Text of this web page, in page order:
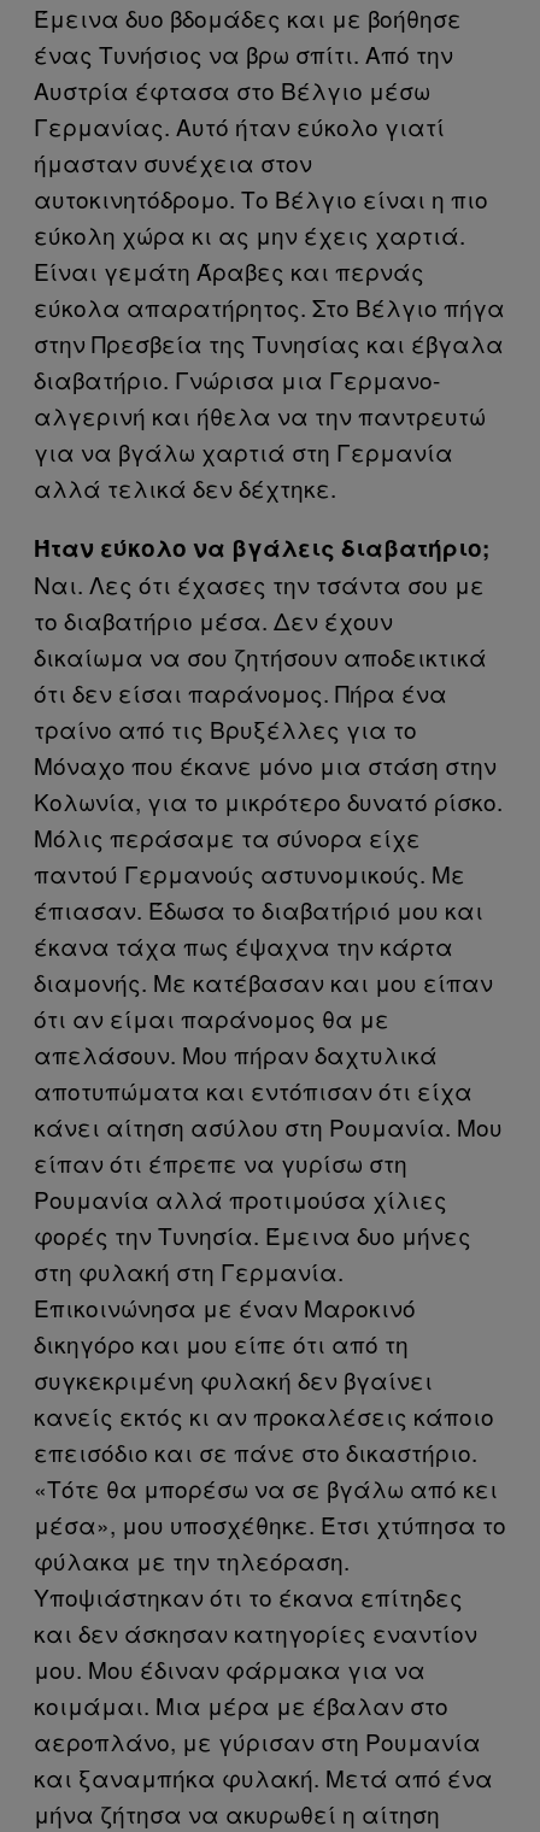
Έμεινα δυο βδομάδες και με βοήθησε
ένας Τυνήσιος να βρω σπίτι. Από την
Αυστρία έφτασα στο Βέλγιο μέσω
Γερμανίας. Αυτό ήταν εύκολο γιατί
ήμασταν συνέχεια στον
αυτοκινητόδρομο. Το Βέλγιο είναι η πιο
εύκολη χώρα κι ας μην έχεις χαρτιά.
Είναι γεμάτη Άραβες και περνάς
εύκολα απαρατήρητος. Στο Βέλγιο πήγα
στην Πρεσβεία της Τυνησίας και έβγαλα
διαβατήριο. Γνώρισα μια Γερμανο-
αλγερινή και ήθελα να την παντρευτώ
για να βγάλω χαρτιά στη Γερμανία
αλλά τελικά δεν δέχτηκε.
Ήταν εύκολο να βγάλεις διαβατήριο;
Ναι. Λες ότι έχασες την τσάντα σου με
το διαβατήριο μέσα. Δεν έχουν
δικαίωμα να σου ζητήσουν αποδεικτικά
ότι δεν είσαι παράνομος. Πήρα ένα
τραίνο από τις Βρυξέλλες για το
Μόναχο που έκανε μόνο μια στάση στην
Κολωνία, για το μικρότερο δυνατό ρίσκο.
Μόλις περάσαμε τα σύνορα είχε
παντού Γερμανούς αστυνομικούς. Με
έπιασαν. Έδωσα το διαβατήριό μου και
έκανα τάχα πως έψαχνα την κάρτα
διαμονής. Με κατέβασαν και μου είπαν
ότι αν είμαι παράνομος θα με
απελάσουν. Μου πήραν δαχτυλικά
αποτυπώματα και εντόπισαν ότι είχα
κάνει αίτηση ασύλου στη Ρουμανία. Μου
είπαν ότι έπρεπε να γυρίσω στη
Ρουμανία αλλά προτιμούσα χίλιες
φορές την Τυνησία. Έμεινα δυο μήνες
στη φυλακή στη Γερμανία.
Επικοινώνησα με έναν Μαροκινό
δικηγόρο και μου είπε ότι από τη
συγκεκριμένη φυλακή δεν βγαίνει
κανείς εκτός κι αν προκαλέσεις κάποιο
επεισόδιο και σε πάνε στο δικαστήριο.
«Τότε θα μπορέσω να σε βγάλω από κει
μέσα», μου υποσχέθηκε. Έτσι χτύπησα το
φύλακα με την τηλεόραση.
Υποψιάστηκαν ότι το έκανα επίτηδες
και δεν άσκησαν κατηγορίες εναντίον
μου. Μου έδιναν φάρμακα για να
κοιμάμαι. Μια μέρα με έβαλαν στο
αεροπλάνο, με γύρισαν στη Ρουμανία
και ξαναμπήκα φυλακή. Μετά από ένα
μήνα ζήτησα να ακυρωθεί η αίτηση